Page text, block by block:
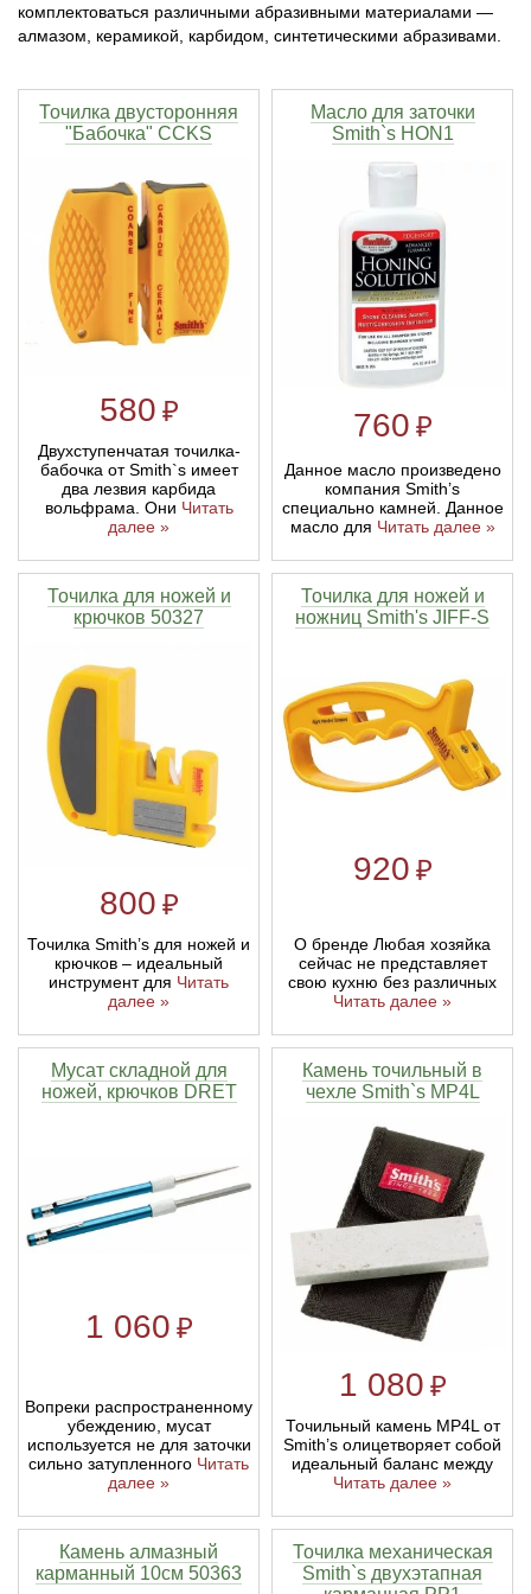
комплектоваться различными абразивными материалами —
алмазом, керамикой, карбидом, синтетическими абразивами.
Точилка двусторонняя
"Бабочка" CCKS
580 ₽
Двухступенчатая точилка-
бабочка от Smith`s имеет
два лезвия карбида
вольфрама. Они Читать
далее »
Масло для заточки
Smith`s HON1
760 ₽
Данное масло произведено
компания Smith’s
специально камней. Данное
масло для Читать далее »
Точилка для ножей и
крючков 50327
800 ₽
Точилка Smith’s для ножей и
крючков – идеальный
инструмент для Читать
далее »
Точилка для ножей и
ножниц Smith's JIFF-S
920 ₽
О бренде Любая хозяйка
сейчас не представляет
свою кухню без различных
Читать далее »
Мусат складной для
ножей, крючков DRET
1 060 ₽
Вопреки распространенному
убеждению, мусат
используется не для заточки
сильно затупленного Читать
далее »
Камень точильный в
чехле Smith`s MP4L
1 080 ₽
Точильный камень MP4L от
Smith’s олицетворяет собой
идеальный баланс между
Читать далее »
Камень алмазный
карманный 10см 50363
Точилка механическая
Smith`s двухэтапная
Тетивы и тросы для арбалетов
Натяжители для арбалетов
Подставки для лука
Ремни и петли
Рукоятки для лука
Плечи для лука
Нагрудники
Краги для стрельбы
Напальчники для классических луков
Перчатки для традиционных луков
Линейки для настройки лука
Кликеры для лука
Плунжеры для лука
Киссеры для лука
Инсерты для арбалетных стрел
Инсерты для лучных стрел
Стрелы для лука
Выниматели для стрел
Тычковые ножи
Непальские кукри
Ножи танто
Топоры
Топорики-томагавки
Ножи известных брендов
Мультитулы
Метательные ножи
Охотничьи ножи
Механические точилки для ножей
Паста для полировки ножей